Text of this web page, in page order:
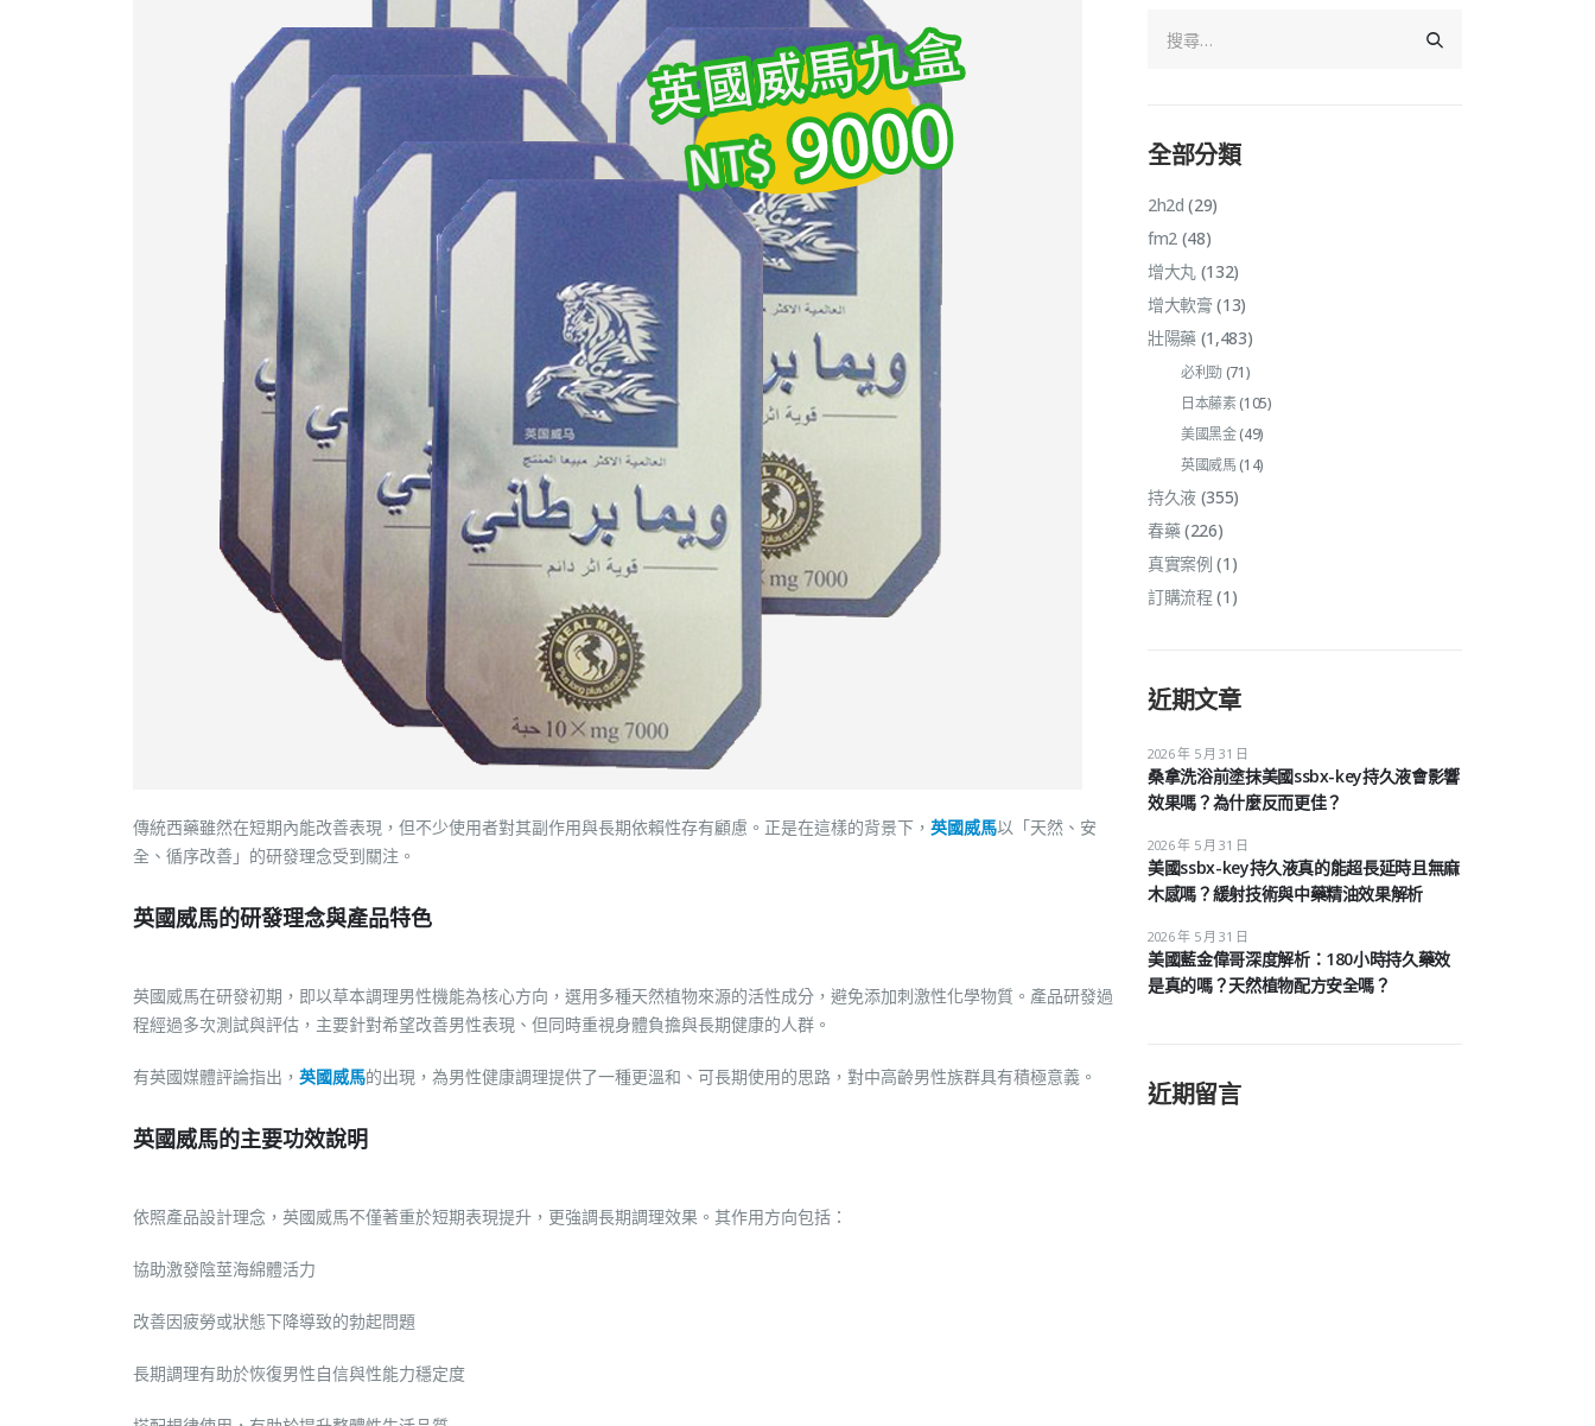
傳統西藥雖然在短期內能改善表現，但不少使用者對其副作用與長期依賴性存有顧慮。正是在這樣的背景下， 英國威馬以「天然、安
全、循序改善」的研發理念受到關注。
英國威馬的研發理念與產品特色
英國威馬在研發初期，即以草本調理男性機能為核心方向，選用多種天然植物來源的活性成分，避免添加刺激性化學物質。產品研發過
程經過多次測試與評估，主要針對希望改善男性表現、但同時重視身體負擔與長期健康的人群。
有英國媒體評論指出， 英國威馬的出現，為男性健康調理提供了一種更溫和、可長期使用的思路，對中高齡男性族群具有積極意義。
英國威馬的主要功效說明
依照產品設計理念，英國威馬不僅著重於短期表現提升，更強調長期調理效果。其作用方向包括：
協助激發陰莖海綿體活力
改善因疲勞或狀態下降導致的勃起問題
長期調理有助於恢復男性自信與性能力穩定度
全部分類
2h2d (29)
fm2(48)
增大丸(132)
增大軟膏 (13)
壯陽藥(1,483)
必利勁(71)
日本藤素(105)
美國黑金(49)
英國威馬(14)
持久液(355)
春藥(226)
真實案例 (1)
訂購流程 (1)
近期文章
桑拿洗浴前塗抹美國ssbx-key持久液會影響
效果嗎？為什麼反而更佳？
2026 年 5 月 31 日
美國ssbx-key持久液真的能超長延時且無麻
木感嗎？緩射技術與中藥精油效果解析
2026 年 5 月 31 日
美國藍金偉哥深度解析：180小時持久藥效
是真的嗎？天然植物配方安全嗎？
2026 年 5 月 31 日
近期留言